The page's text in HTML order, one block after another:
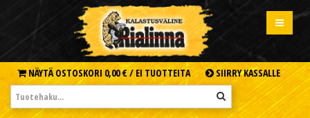
NÄYTÄ OSTOSKORI 0,00 € / EI TUOTTEITA SIIRRY KASSALLE